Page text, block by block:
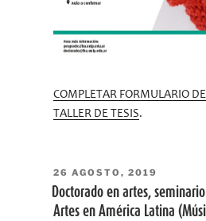
COMPLETAR FORMULARIO
TALLER DE TESIS.
PUBLICADO
EL
26 AGOSTO, 2019
Doctorado en artes,
Artes en América Latina